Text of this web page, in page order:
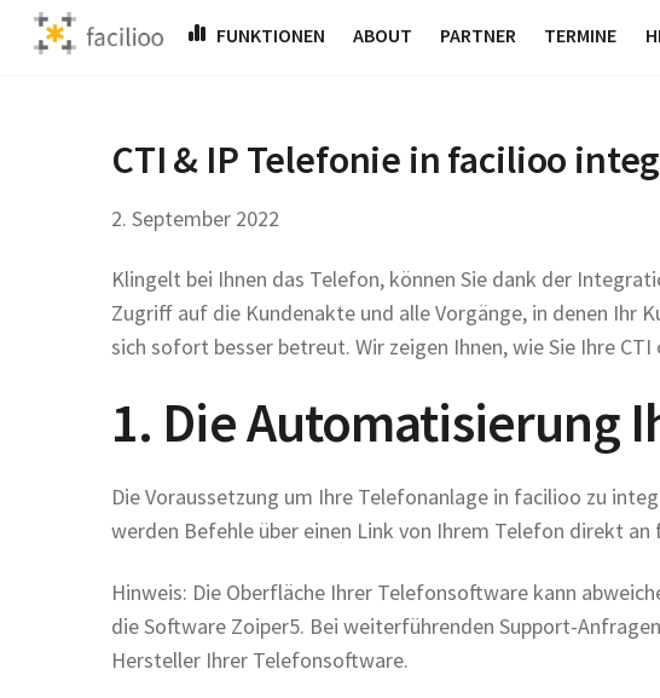
Skip
FUNKTIONEN ABOUT PARTNER TERMINE
CTI & IP Telefonie in facilioo
2. September 2022
Klingelt bei Ihnen das Telefon, können Sie dank der
Zugriff auf die Kundenakte und alle Vorgänge, in denen Ihr
sich sofort besser betreut. Wir zeigen Ihnen, wie Sie Ihre
1. Die Automatisierung
Die Voraussetzung um Ihre Telefonanlage in facilioo zu
werden Befehle über einen Link von Ihrem Telefon direkt
Hinweis: Die Oberfläche Ihrer Telefonsoftware kann
die Software Zoiper5. Bei weiterführenden Support-
Hersteller Ihrer Telefonsoftware.